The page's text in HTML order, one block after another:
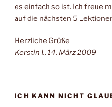
es einfach so ist. Ich freue
auf die nächsten 5
Herzliche Grüße
Kerstin I., 14. März 2009
ICH KANN NICHT